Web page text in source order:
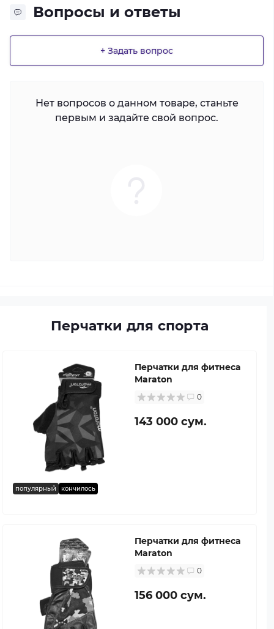
Вопросы и ответы
+ Задать вопрос
Нет вопросов о данном товаре, станьте
первым и задайте свой вопрос.
Перчатки для спорта
популярный кончилось
Перчатки для фитнеса
Maraton
0
143 000 сум.
Перчатки для фитнеса
Maraton
0
156 000 сум.